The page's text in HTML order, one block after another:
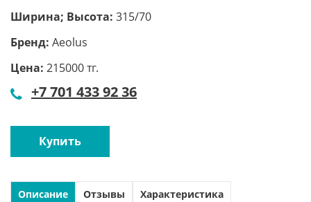
Ширина; Высота: 315/70
Бренд: Aeolus
Цена: 215000 тг.
+7 701 433 92 36
Купить
Описание Отзывы Характеристика